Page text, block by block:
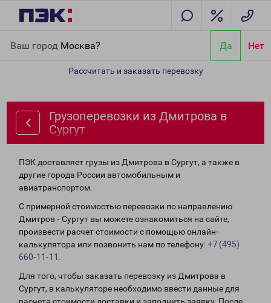
Ваш город Москва? Да Нет
Рассчитать и заказать перевозку
Грузоперевозки из Дмитрова в
Сургут
ПЭК доставляет грузы из Дмитрова в Сургут, а также в
другие города России автомобильным и
авиатранспортом.
С примерной стоимостью перевозки по направлению
Дмитров - Сургут вы можете ознакомиться на сайте,
произвести расчет стоимости с помощью онлайн-
калькулятора или позвонить нам по телефону: +7 (495)
660-11-11
Для того, чтобы заказать перевозку из Дмитрова в
Сургут, в калькуляторе необходимо ввести данные для